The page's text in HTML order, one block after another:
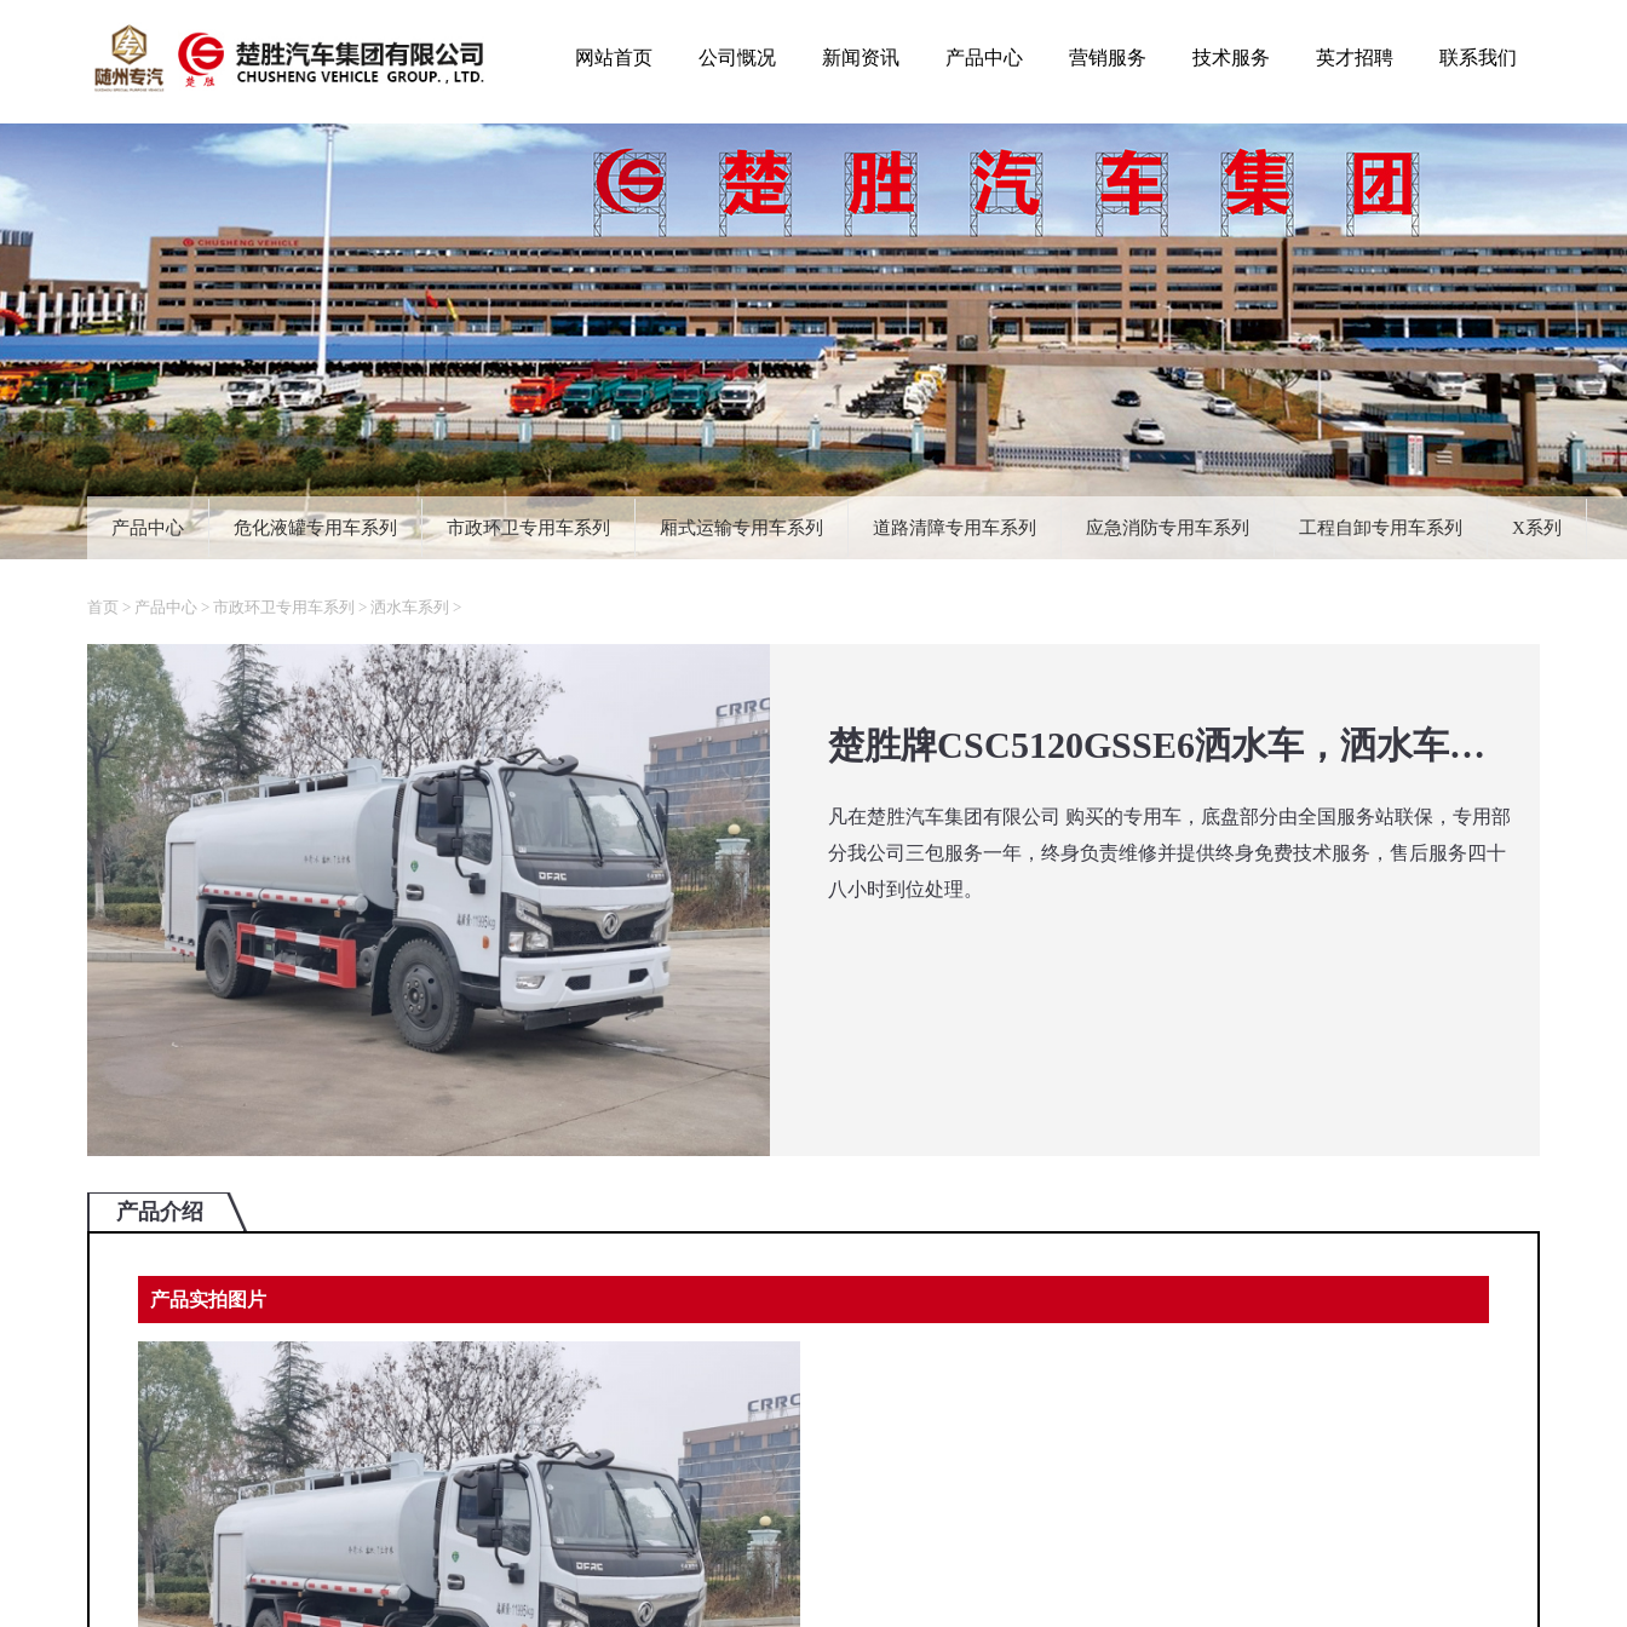
网站首页 公司慨况 新闻资讯 产品中心 营销服务 技术服务 英才招聘 联系我们
产品中心 危化液罐专用车系列 市政环卫专用车系列 厢式运输专用车系列 道路清障专用车系列 应急消防专用车系列 工程自卸专用车系列 X系列
首页 > 产品中心 > 市政环卫专用车系列 > 洒水车系列 >
楚胜牌CSC5120GSSE6洒水车，洒水车价格，洒水车厂家
凡在楚胜汽车集团有限公司 购买的专用车，底盘部分由全国服务站联保，专用部
分我公司三包服务一年，终身负责维修并提供终身免费技术服务，售后服务四十
八小时到位处理。
产品介绍
产品实拍图片